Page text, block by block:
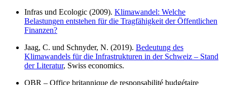
Infras und Ecologic (2009). Klimawandel: Welche
Belastungen entstehen für die Tragfähigkeit der Öffentlichen
Finanzen?
Jaag, C. und Schnyder, N. (2019). Bedeutung des
Klimawandels für die Infrastrukturen in der Schweiz – Stand
der Literatur, Swiss economics.
OBR – Office britannique de responsabilité budgétaire